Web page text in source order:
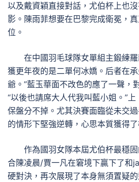
以及戴資穎直接對話，尤伯杯上也
影。陳雨菲想要在巴黎完成衛冕，
位。
在中國羽毛球隊女單組主鍛練
獲更年夜的是二單何冰嬌。后者在
爺。”藍玉華面不改色的應了一聲，
“以後也請席大人代我叫藍小姐。”
保盤分不掉。尤其決賽面臨從未交
的情形下堅強逆轉，心思本質獲得了
作為國羽女隊本屆尤伯杯最穩
合陳凌晨/賈一凡在窘境下贏下了和
硬對決，再次展現了本身無須置疑